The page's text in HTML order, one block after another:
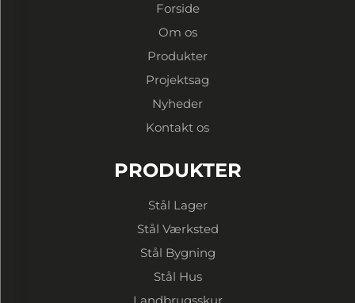
Forside
Om os
Produkter
Projektsag
Nyheder
Kontakt os
PRODUKTER
Stål Lager
Stål Værksted
Stål Bygning
Stål Hus